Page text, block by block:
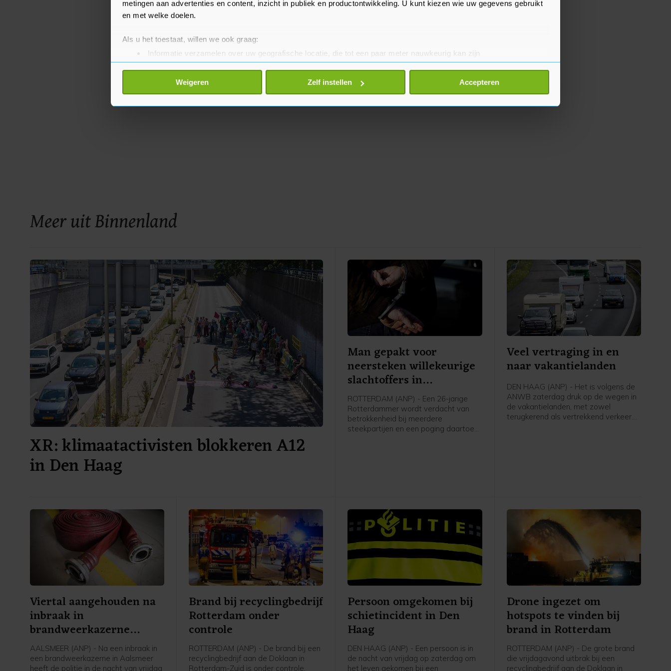
metingen aan advertenties en content, inzicht in publiek en productontwikkeling. U kunt kiezen wie uw gegevens gebruikt
en met welke doelen.
Als u het toestaat, willen we ook graag:
Informatie verzamelen over uw geografische locatie, die tot een paar meter nauwkeurig kan zijn
Uw apparaat identificeren door het actief te scannen op specifieke eigenschappen (fingerprinting)
Lees meer over hoe uw persoonlijke gegevens worden verwerkt en stel uw voorkeuren in het
detailgedeelte
toestemming op elk moment wijzigen of intrekken in de Cookieverklaring.
Weigeren Zelf instellen Accepteren
Meer uit Binnenland
XR: klimaatactivisten blokkeren A12
in Den Haag
Man gepakt voor
neersteken willekeurige
slachtoffers in
Rotterdam
ROTTERDAM (ANP) - Een 26-jarige
Rotterdammer wordt verdacht van
betrokkenheid bij meerdere
steekpartijen en een poging daartoe
Veel vertraging in en
naar vakantielanden
DEN HAAG (ANP) - Het is volgens de
ANWB zaterdag druk op de wegen in
de vakantielanden, met zowel
terugkerend als vertrekkend verkeer.
Viertal aangehouden na
inbraak in
brandweerkazerne
Aalsmeer
AALSMEER (ANP) - Na een inbraak in
een brandweerkazerne in Aalsmeer
heeft de politie in de nacht van vrijdag
Brand bij recyclingbedrijf
Rotterdam onder
controle
ROTTERDAM (ANP) - De brand bij een
recyclingbedrijf aan de Doklaan in
Rotterdam-Zuid is onder controle,
Persoon omgekomen bij
schietincident in Den
Haag
DEN HAAG (ANP) - Een persoon is in
de nacht van vrijdag op zaterdag om
het leven gekomen bij een
Drone ingezet om
hotspots te vinden bij
brand in Rotterdam
ROTTERDAM (ANP) - De grote brand
die vrijdagavond uitbrak bij een
recyclingbedrijf aan de Doklaan in